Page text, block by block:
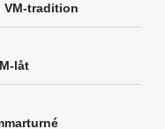
VM-tradition
låt